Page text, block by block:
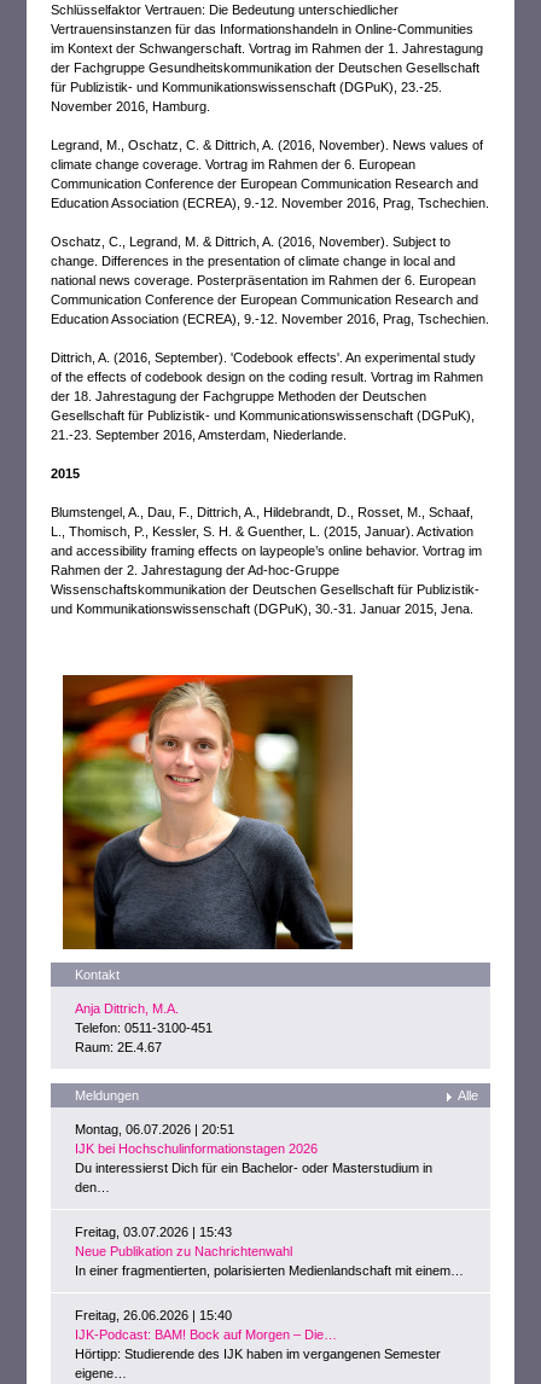
Schlüsselfaktor Vertrauen: Die Bedeutung unterschiedlicher
Vertrauensinstanzen für das Informationshandeln in Online-Communities
im Kontext der Schwangerschaft. Vortrag im Rahmen der 1. Jahrestagung
der Fachgruppe Gesundheitskommunikation der Deutschen Gesellschaft
für Publizistik- und Kommunikationswissenschaft (DGPuK), 23.-25.
November 2016, Hamburg.
Legrand, M., Oschatz, C. & Dittrich, A. (2016, November). News values of
climate change coverage. Vortrag im Rahmen der 6. European
Communication Conference der European Communication Research and
Education Association (ECREA), 9.-12. November 2016, Prag, Tschechien.
Oschatz, C., Legrand, M. & Dittrich, A. (2016, November). Subject to
change. Differences in the presentation of climate change in local and
national news coverage. Posterpräsentation im Rahmen der 6. European
Communication Conference der European Communication Research and
Education Association (ECREA), 9.-12. November 2016, Prag, Tschechien.
Dittrich, A. (2016, September). 'Codebook effects'. An experimental study
of the effects of codebook design on the coding result. Vortrag im Rahmen
der 18. Jahrestagung der Fachgruppe Methoden der Deutschen
Gesellschaft für Publizistik- und Kommunicationswissenschaft (DGPuK),
21.-23. September 2016, Amsterdam, Niederlande.
2015
Blumstengel, A., Dau, F., Dittrich, A., Hildebrandt, D., Rosset, M., Schaaf,
L., Thomisch, P., Kessler, S. H. & Guenther, L. (2015, Januar). Activation
and accessibility framing effects on laypeople’s online behavior. Vortrag im
Rahmen der 2. Jahrestagung der Ad-hoc-Gruppe
Wissenschaftskommunikation der Deutschen Gesellschaft für Publizistik-
und Kommunikationswissenschaft (DGPuK), 30.-31. Januar 2015, Jena.
Kontakt
Anja Dittrich, M.A.
Telefon: 0511-3100-451
Raum: 2E.4.67
Meldungen Alle
Montag, 06.07.2026 | 20:51
IJK bei Hochschulinformationstagen 2026
Du interessierst Dich für ein Bachelor- oder Masterstudium in
den…
Freitag, 03.07.2026 | 15:43
Neue Publikation zu Nachrichtenwahl
In einer fragmentierten, polarisierten Medienlandschaft mit einem…
Freitag, 26.06.2026 | 15:40
IJK-Podcast: BAM! Bock auf Morgen – Die…
Hörtipp: Studierende des IJK haben im vergangenen Semester
eigene…